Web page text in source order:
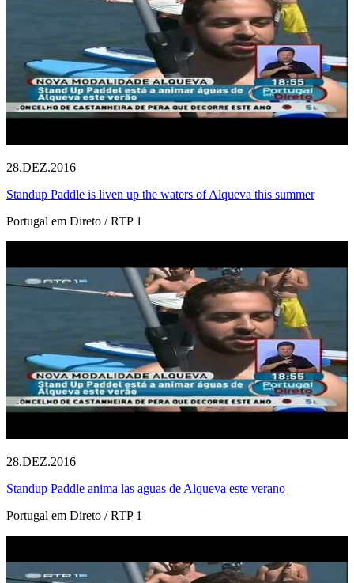
28.DEZ.2016
Standup Paddle is liven up the waters of Alqueva this summer
Portugal em Direto / RTP 1
28.DEZ.2016
Standup Paddle anima las aguas de Alqueva este verano
Portugal em Direto / RTP 1